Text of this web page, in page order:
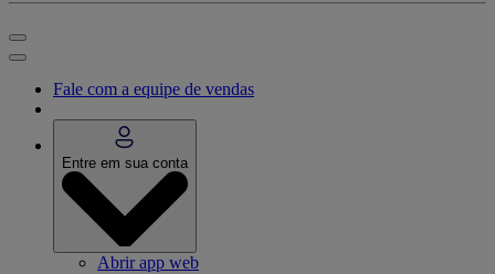
Fale com a equipe de vendas
Entre em sua conta
Abrir app web